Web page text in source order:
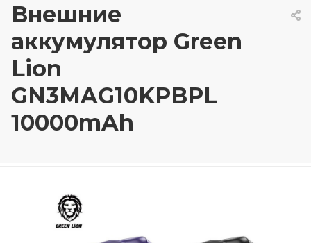
Внешние
аккумулятор Green
Lion
GN3MAG10KPBPL
10000mAh